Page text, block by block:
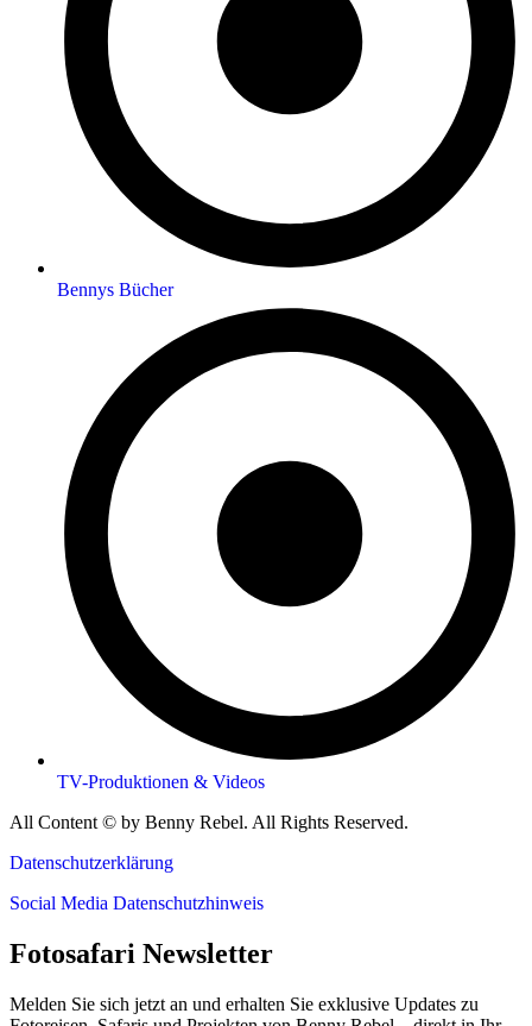
Bennys Bücher
TV-Produktionen & Videos
All Content © by Benny Rebel. All Rights Reserved.
Datenschutzerklärung
Social Media Datenschutzhinweis
Fotosafari Newsletter
Melden Sie sich jetzt an und erhalten Sie exklusive Updates zu